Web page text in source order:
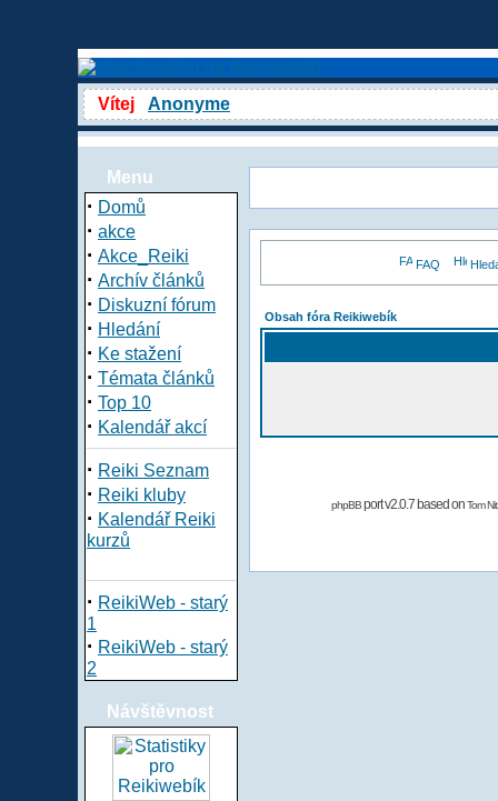
Vítej Anonyme
Menu
· Domů
· akce
· Akce_Reiki
· Archív článků
· Diskuzní fórum
· Hledání
· Ke stažení
· Témata článků
· Top 10
· Kalendář akcí
· Reiki Seznam
· Reiki kluby
· Kalendář Reiki
kurzů
· ReikiWeb - starý
1
· ReikiWeb - starý
2
Návštěvnost
FAQ
Obsah fóra Reikiwebík
phpBBport v2.0.7 based onTom